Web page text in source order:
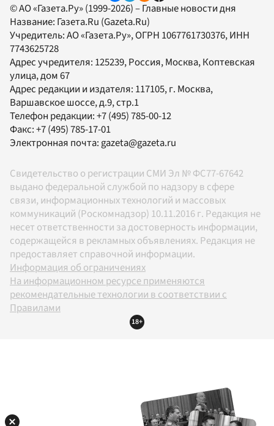
© АО «Газета.Ру» (1999-2026) – Главные новости дня
Название: Газета.Ru (Gazeta.Ru)
Учредитель:АО «Газета.Ру», ОГРН 1067761730376, ИНН
7743625728
Адрес учредителя: 125239, Россия, Москва, Коптевская
улица, дом 67
Адрес редакции и издателя: 117105, г. Москва,
Варшавское шоссе, д.9, стр.1
Телефон редакции:+7 (495) 785-00-12
Факс:+7 (495) 785-17-01
Электронная почта: gazeta@gazeta.ru
Свидетельство о регистрации СМИ Эл № ФС77-67642
выдано федеральной службой по надзору в сфере
связи, информационных технологий и массовых
коммуникаций (Роскомнадзор) 10.11.2016 г. Редакция не
несет ответственности за достоверность информации,
содержащейся в рекламных объявлениях. Редакция не
предоставляет справочной информации.
Информация об ограничениях
На информационном ресурсе применяются
рекомендательные технологии в соответствии с
Правилами
18+